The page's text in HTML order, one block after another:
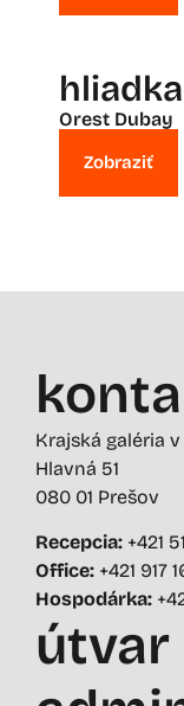
hliadka
Orest Dubay
Zobraziť
Krajská galéria
Hlavná 51
080 01 Prešov
Recepcia: +421
Office: +421 917
Hospodárka:
útvar